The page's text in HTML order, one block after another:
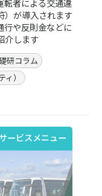
）が導入されます
行や反則金などに
介します
研コラム
）
サービスメニュー